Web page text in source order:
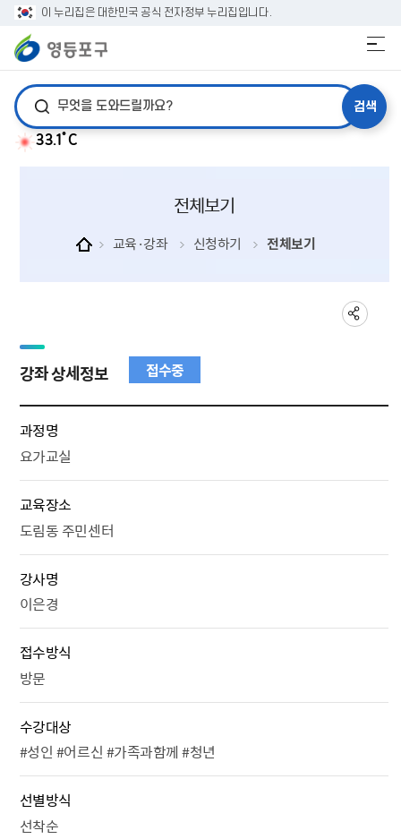
이 누리집은 대한민국 공식 전자정부 누리집입니다.
33.1˚C
전체보기
교육·강좌 신청하기 전체보기
강좌 상세정보 접수중
과정명
요가교실
교육장소
도림동 주민센터
강사명
이은경
접수방식
방문
수강대상
#성인 #어르신 #가족과함께 #청년
선별방식
선착순